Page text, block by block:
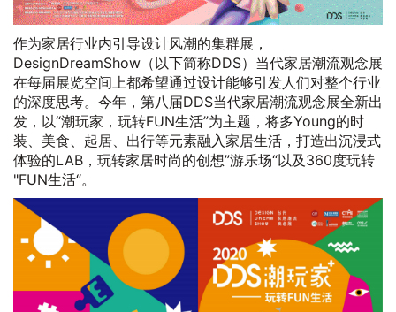
作为家居行业内引导设计风潮的集群展，
DesignDreamShow（以下简称DDS）当代家居潮流观念展
在每届展览空间上都希望通过设计能够引发人们对整个行业
的深度思考。今年，第八届DDS当代家居潮流观念展全新出
发，以“潮玩家，玩转FUN生活”为主题，将多Young的时
装、美食、起居、出行等元素融入家居生活，打造出沉浸式
体验的LAB，玩转家居时尚的创想”游乐场“以及360度玩转
"FUN生活“。